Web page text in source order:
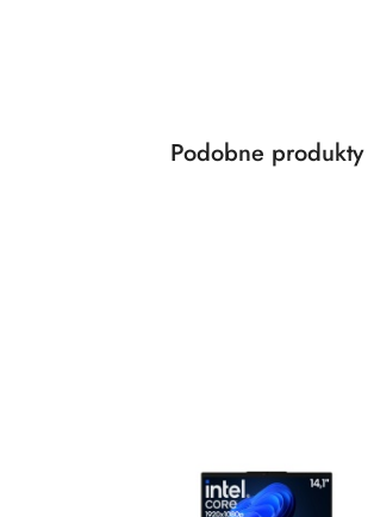
Pomiń karuzelę produktów
Produkty
Podobne produkty